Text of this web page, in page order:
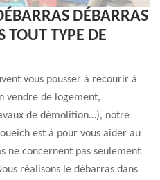
DÉBARRAS
TOUT TYPE DE
vous pousser à recourir à
vendre de logement,
de démolition…), notre
est à pour vous aider au
ne concernent pas seulement
réalisons le débarras dans